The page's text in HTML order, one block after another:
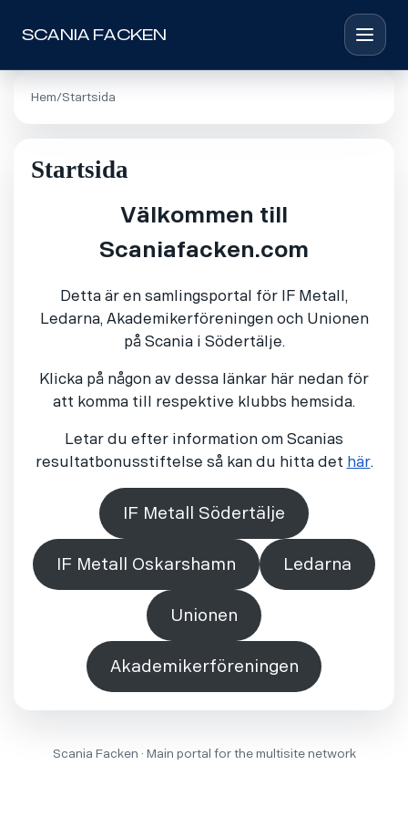
SCANIA FACKEN Toggle
Hem Startsida
Startsida
Välkommen till
Scaniafacken.com
Detta är en samlingsportal för IF Metall,
Ledarna, Akademikerföreningen och Unionen
på Scania i Södertälje.
Klicka på någon av dessa länkar här nedan för
att komma till respektive klubbs hemsida.
Letar du efter information om Scanias
resultatbonusstiftelse så kan du hitta det här.
IF Metall Södertälje
IF Metall Oskarshamn Ledarna
Unionen
Akademikerföreningen
Scania Facken · Main portal for the multisite network